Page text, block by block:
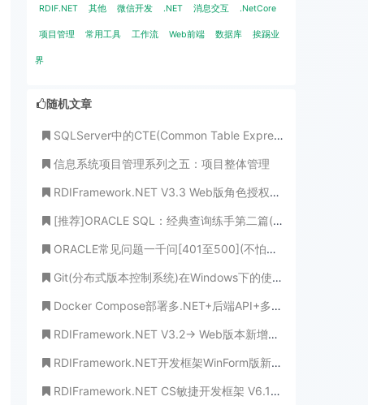
RDIF.NET 其他 微信开发 .NET 消息交互 .NetCore
项目管理 常用工具 工作流 Web前端 数据库 挨踢业
界
随机文章
SQLServer中的CTE(Common Table Expression)通用表表达式使用详解
信息系统项目管理系列之五：项目整体管理
RDIFramework.NET V3.3 Web版角色授权管理新增角色对操作权限项、模块起止生效日期的设置
[推荐]ORACLE SQL：经典查询练手第二篇(不懂装懂，永世饭桶！)
ORACLE常见问题一千问[401至500](不怕学不成、就怕心不诚！)
Git(分布式版本控制系统)在Windows下的使用-将代码托管到开源中国（oschina）
Docker Compose部署多.NET+后端API+多Vue前端Web 完整记录（含多数据库扩展+实用场景，亲测无坑）
RDIFramework.NET V3.2-> Web版本新增新的用户权限设置界面效率更高、更规范
RDIFramework.NET开发框架WinForm版新增编码管理
RDIFramework.NET CS敏捷开发框架 V6.1发布(.NET6+、Framework双引擎、全网唯一)